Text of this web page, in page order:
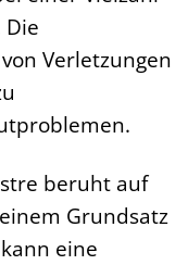
Die
Verletzungen
beruht auf
Grundsatz
eine